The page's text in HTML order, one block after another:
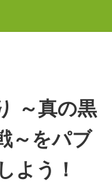
～真の黒
～をパブ
よう！